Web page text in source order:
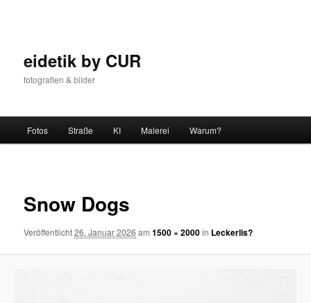
eidetik by CUR
fotografien & bilder
Fotos Straße KI Malerei Warum?
Snow Dogs
Veröffentlicht26. Januar 2026 am1500 × 2000in Leckerlis?